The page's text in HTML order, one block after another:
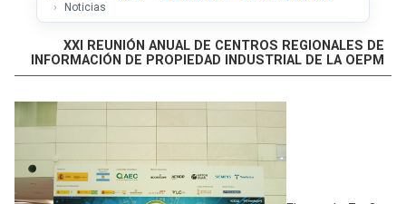
Noticias
XXI REUNIÓN ANUAL DE CENTROS REGIONALES DE
INFORMACIÓN DE PROPIEDAD INDUSTRIAL DE LA OEPM